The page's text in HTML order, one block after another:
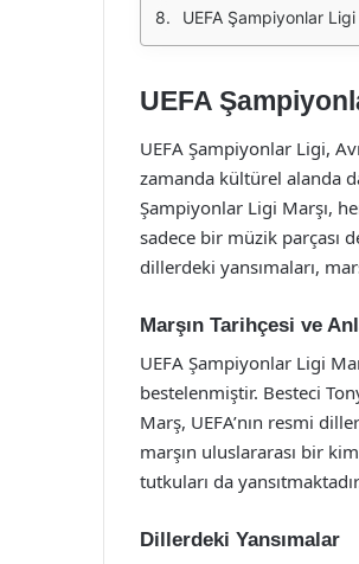
UEFA Şampiyonlar Ligi Marşı'nın farklı dillerdeki yansımaları, bu
UEFA
UEFA Şampiyonlar Ligi,
zamanda kültürel alanda
Şampiyonlar Ligi Marşı,
sadece bir müzik parçası
dillerdeki yansımaları,
Marşın Tarihçesi ve
UEFA Şampiyonlar Ligi
bestelenmiştir. Besteci
Marş, UEFA’nın resmi
marşın uluslararası bir
tutkuları da
Dillerdeki Yansımalar